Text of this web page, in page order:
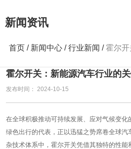
新闻资讯
首页 / 新闻中心 /行业新闻 /霍尔
霍尔开关：新能源汽车行业的
发布时间： 2024-10-15
在全球积极推动可持续发展、应对气候变化
绿色出行的代表，正以迅猛之势席卷全球汽
杂技术体系中，霍尔开关凭借其独特的性能